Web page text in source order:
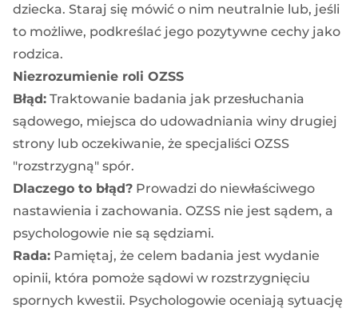
dziecka. Staraj się mówić o nim neutralnie lub, jeśli
to możliwe, podkreślać jego pozytywne cechy jako
rodzica.
Niezrozumienie roli OZSS
Błąd: Traktowanie badania jak przesłuchania
sądowego, miejsca do udowadniania winy drugiej
strony lub oczekiwanie, że specjaliści OZSS
"rozstrzygną" spór.
Dlaczego to błąd? Prowadzi do niewłaściwego
nastawienia i zachowania. OZSS nie jest sądem, a
psychologowie nie są sędziami.
Rada: Pamiętaj, że celem badania jest wydanie
opinii, która pomoże sądowi w rozstrzygnięciu
spornych kwestii. Psychologowie oceniają sytuację